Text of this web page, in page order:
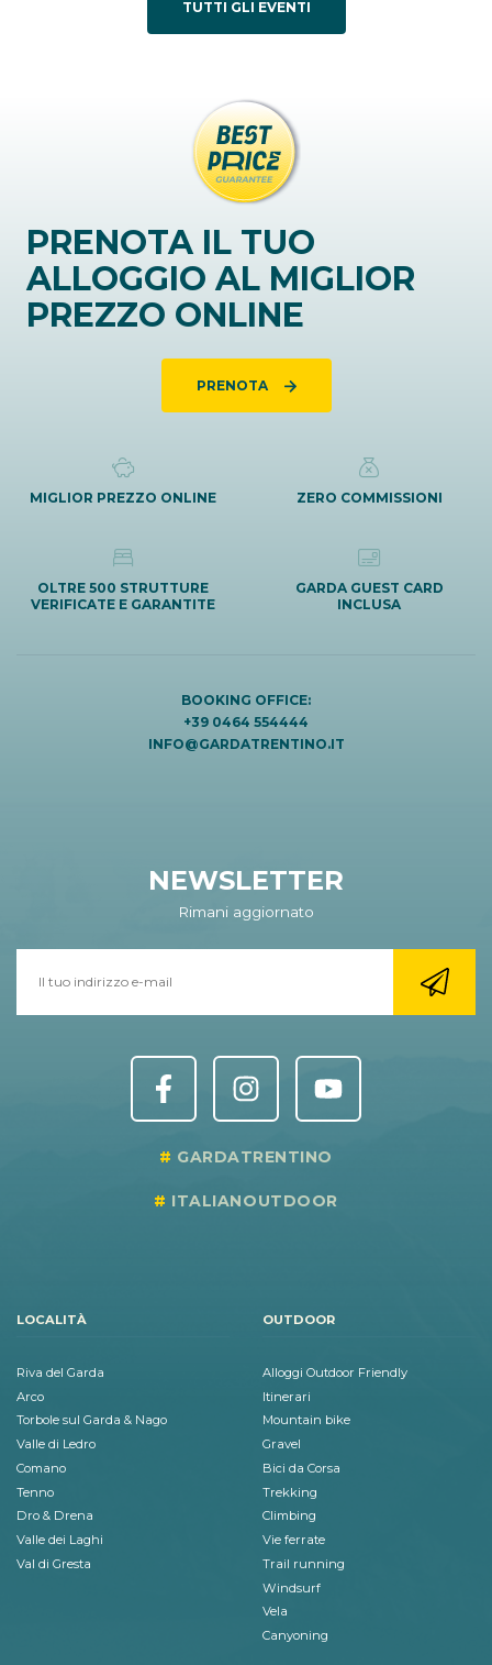
TUTTI GLI EVENTI
PRENOTA IL TUO
ALLOGGIO AL MIGLIOR
PREZZO ONLINE
PRENOTA
MIGLIOR PREZZO ONLINE ZERO COMMISSIONI
OLTRE 500 STRUTTURE
VERIFICATE E GARANTITE
GARDA GUEST CARD
INCLUSA
BOOKING OFFICE:
+39 0464 554444
INFO@GARDATRENTINO.IT
NEWSLETTER
Rimani aggiornato
GARDATRENTINO
ITALIANOUTDOOR
LOCALITÀ
Riva del Garda
Arco
Torbole sul Garda & Nago
Valle di Ledro
Comano
Tenno
Dro & Drena
Valle dei Laghi
Val di Gresta
OUTDOOR
Alloggi Outdoor Friendly
Itinerari
Mountain bike
Gravel
Bici da Corsa
Trekking
Climbing
Vie ferrate
Trail running
Windsurf
Vela
Canyoning